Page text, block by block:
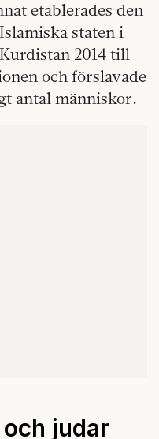
etablerades den
staten i
2014 till
och förslavade
antal människor.
judar